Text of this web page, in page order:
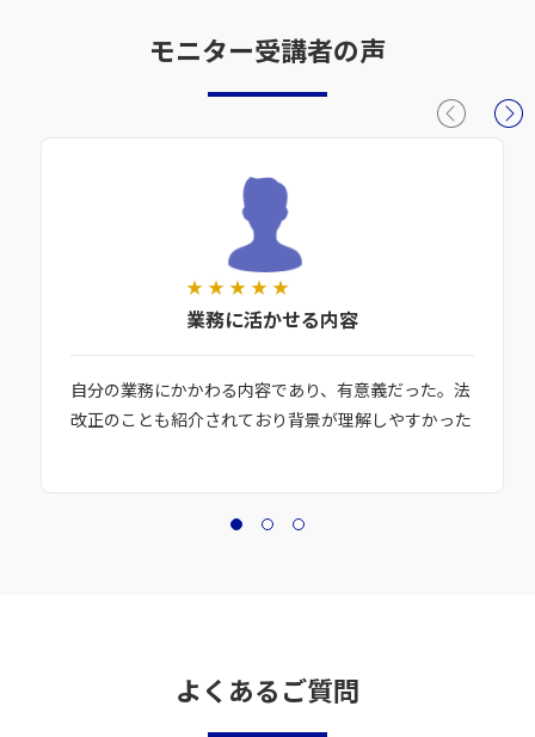
モニター受講者の声
★ ★ ★ ★ ★
業務に活かせる内容
自分の業務にかかわる内容であり、有意義だった。法
改正のことも紹介されており背景が理解しやすかった
よくあるご質問